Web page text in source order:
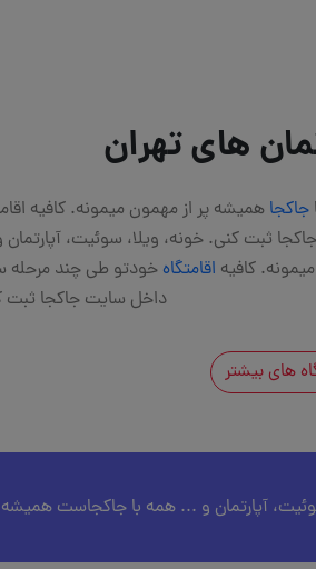
های تهران
جاکجا همیشه پر از مهمون میمونه. کافیه
ثبت کنی. خونه، ویلا، سوئیت،
کافیه اقامتگاه خودتو طی چند مرحله
داخل سایت جاکجا ثبت
های بیشتر
آپارتمان و ... همه با جاکجاست